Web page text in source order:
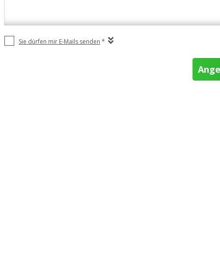
Sie dürfen mir E-Mails senden *